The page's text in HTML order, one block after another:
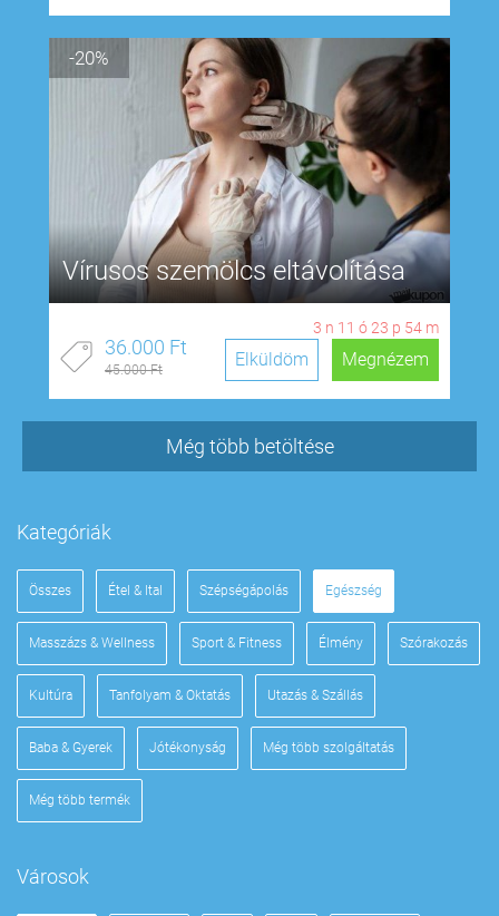
-20%
Vírusos szemölcs eltávolítása
3 n 11 ó 23 p 53 m
36.000 Ft
45.000 Ft Megnézem
Elküldöm
Még több betöltése
Kategóriák
Összes Étel & Ital Szépségápolás Egészség
Masszázs & Wellness Sport & Fitness Élmény Szórakozás
Kultúra Tanfolyam & Oktatás Utazás & Szállás
Baba & Gyerek Jótékonyság Még több szolgáltatás
Még több termék
Városok